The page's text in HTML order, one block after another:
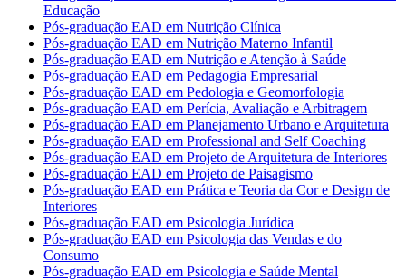
Educação
Pós-graduação EAD em Nutrição Clínica
Pós-graduação EAD em Nutrição Materno Infantil
Pós-graduação EAD em Nutrição e Atenção à Saúde
Pós-graduação EAD em Pedagogia Empresarial
Pós-graduação EAD em Pedologia e Geomorfologia
Pós-graduação EAD em Perícia, Avaliação e Arbitragem
Pós-graduação EAD em Planejamento Urbano e Arquitetura
Pós-graduação EAD em Professional and Self Coaching
Pós-graduação EAD em Projeto de Arquitetura de Interiores
Pós-graduação EAD em Projeto de Paisagismo
Pós-graduação EAD em Prática e Teoria da Cor e Design de
Interiores
Pós-graduação EAD em Psicologia Jurídica
Pós-graduação EAD em Psicologia das Vendas e do
Consumo
Pós-graduação EAD em Psicologia e Saúde Mental